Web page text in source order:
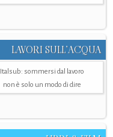
LAVORI SULL’ACQUA
Italsub: sommersi dal lavoro
non è solo un modo di dire